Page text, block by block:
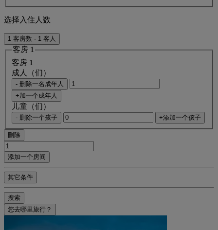
选择入住人数
1 客房数 - 1 客人
客房 1
客房 1
成人（们）
- 删除一名成年人
+加一个成年人
儿童（们）
- 删除一个孩子 +添加一个孩子
刪除
添加一个房间
其它条件
搜索
您去哪里旅行？